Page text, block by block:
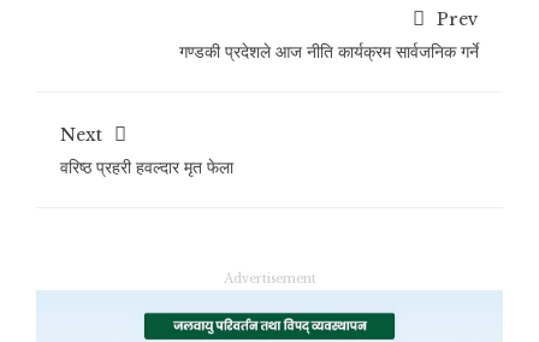
Prev
गण्डकी प्रदेशले आज नीति कार्यक्रम सार्वजनिक गर्ने
Next
वरिष्ठ प्रहरी हवल्दार मृत फेला
Advertisement